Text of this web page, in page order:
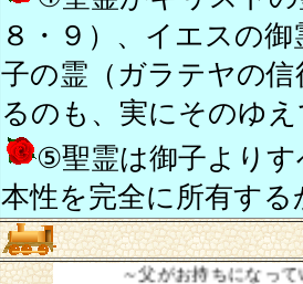
８・９）、イエスの
子の霊（ガラテヤの
るのも、実にそのゆ
⑤聖霊は御子より
本性を完全に所有す
～父がお持ちになっているものはみ